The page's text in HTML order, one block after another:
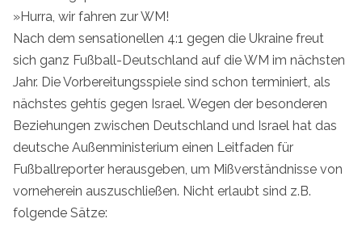
»Hurra, wir fahren zur WM!
Nach dem sensationellen 4:1 gegen die Ukraine freut
sich ganz Fußball-Deutschland auf die WM im nächsten
Jahr. Die Vorbereitungsspiele sind schon terminiert, als
nächstes gehtís gegen Israel. Wegen der besonderen
Beziehungen zwischen Deutschland und Israel hat das
deutsche Außenministerium einen Leitfaden für
Fußballreporter herausgeben, um Mißverständnisse von
vorneherein auszuschließen. Nicht erlaubt sind z.B.
folgende Sätze: